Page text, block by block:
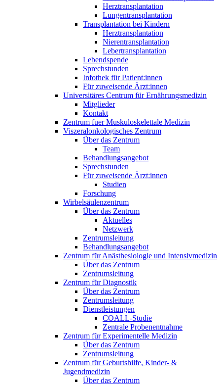
Herztransplantation
Lungentransplantation
Transplantation bei Kindern
Herztransplantation
Nierentransplantation
Lebertransplantation
Lebendspende
Sprechstunden
Infothek für Patient:innen
Für zuweisende Ärzt:innen
Universitäres Centrum für Ernährungsmedizin
Mitglieder
Kontakt
Zentrum fuer Muskuloskelettale Medizin
Viszeral­onkologisches Zentrum
Über das Zentrum
Team
Behandlungsangebot
Sprechstunden
Für zuweisende Ärzt:innen
Studien
Forschung
Wirbelsäulenzentrum
Über das Zentrum
Aktuelles
Netzwerk
Zentrumsleitung
Behandlungsangebot
Zentrum für Anästhesiologie und Intensivmedizin
Über das Zentrum
Zentrumsleitung
Zentrum für Diagnostik
Über das Zentrum
Zentrumsleitung
Dienstleistungen
COALL-Studie
Zentrale Probenentnahme
Zentrum für Experimentelle Medizin
Über das Zentrum
Zentrumsleitung
Zentrum für Geburtshilfe, Kinder- &
Jugendmedizin
Über das Zentrum